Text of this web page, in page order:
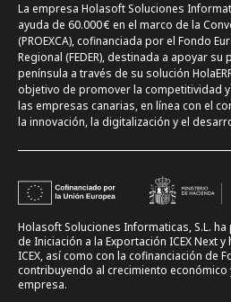
La empresa Holasoft Soluciones
ayuda de 60.000 € en el marco de la
(PROEXCA), cofinanciada por el Fondo
Regional (FEDER), destinada a apoyar
península a través de su solución
objetivo de promover la competitividad
las empresas canarias, en línea con el
la innovación, la digitalización y el
Holasoft Soluciones Informaticas, S.L.
de Iniciación a la Exportación ICEX Next
ICEX, así como con la cofinanciación de
contribuyendo al crecimiento económico
empresa.